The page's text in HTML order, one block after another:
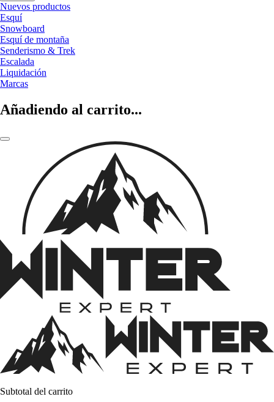
Nuevos productos
Esquí
Snowboard
Esquí de montaña
Senderismo & Trek
Escalada
Liquidación
Marcas
Añadiendo al carrito...
Subtotal del carrito